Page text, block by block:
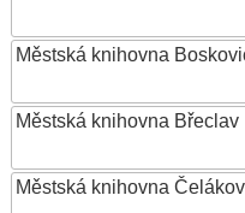
Městská knihovna
Městská knihovna Břeclav
Městská knihovna